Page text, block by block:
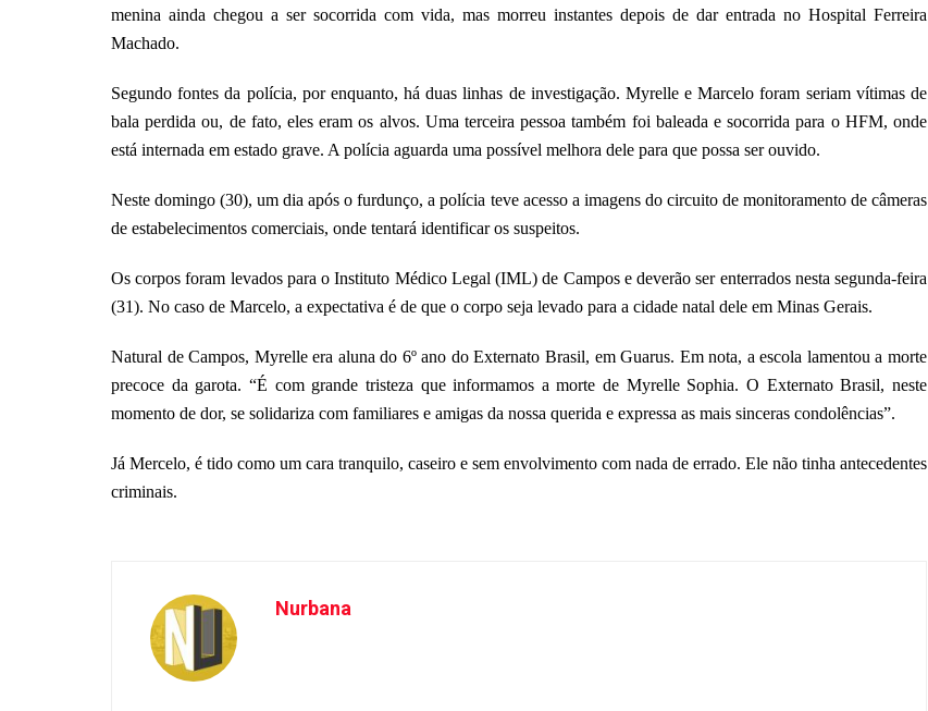
menina ainda chegou a ser socorrida com vida, mas morreu instantes depois de dar entrada no Hospital Ferreira
Machado.
Segundo fontes da polícia, por enquanto, há duas linhas de investigação. Myrelle e Marcelo foram seriam vítimas de
bala perdida ou, de fato, eles eram os alvos. Uma terceira pessoa também foi baleada e socorrida para o HFM, onde
está internada em estado grave. A polícia aguarda uma possível melhora dele para que possa ser ouvido.
Neste domingo (30), um dia após o furdunço, a polícia teve acesso a imagens do circuito de monitoramento de câmeras
de estabelecimentos comerciais, onde tentará identificar os suspeitos.
Os corpos foram levados para o Instituto Médico Legal (IML) de Campos e deverão ser enterrados nesta segunda-feira
(31). No caso de Marcelo, a expectativa é de que o corpo seja levado para a cidade natal dele em Minas Gerais.
Natural de Campos, Myrelle era aluna do 6º ano do Externato Brasil, em Guarus. Em nota, a escola lamentou a morte
precoce da garota. “É com grande tristeza que informamos a morte de Myrelle Sophia. O Externato Brasil, neste
momento de dor, se solidariza com familiares e amigas da nossa querida e expressa as mais sinceras condolências”.
Já Mercelo, é tido como um cara tranquilo, caseiro e sem envolvimento com nada de errado. Ele não tinha antecedentes
criminais.
Nurbana